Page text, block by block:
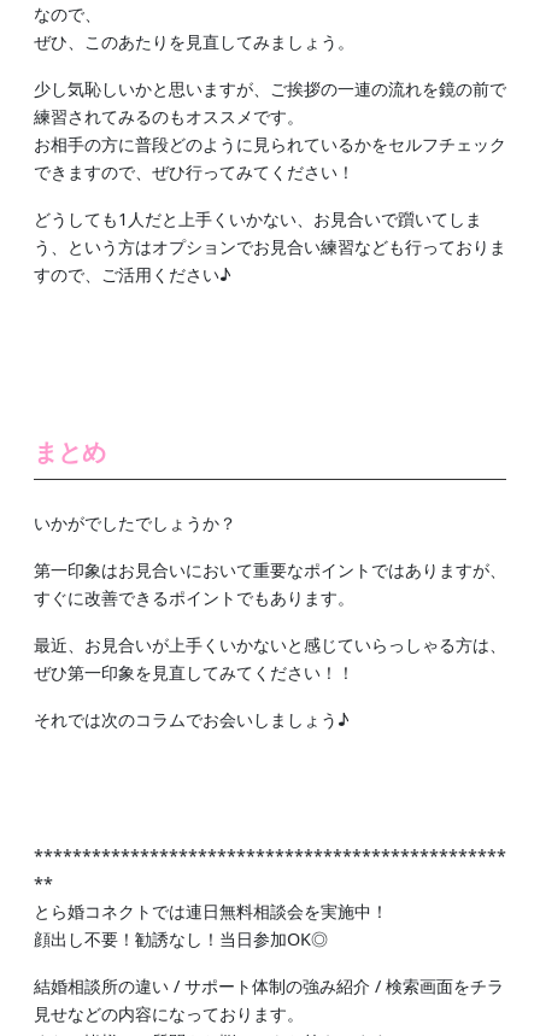
なので、
ぜひ、このあたりを見直してみましょう。
少し気恥しいかと思いますが、ご挨拶の一連の流れを鏡の前で
練習されてみるのもオススメです。
お相手の方に普段どのように見られているかをセルフチェック
できますので、ぜひ行ってみてください！
どうしても1人だと上手くいかない、お見合いで躓いてしま
う、という方はオプションでお見合い練習なども行っておりま
すので、ご活用ください♪
まとめ
いかがでしたでしょうか？
第一印象はお見合いにおいて重要なポイントではありますが、
すぐに改善できるポイントでもあります。
最近、お見合いが上手くいかないと感じていらっしゃる方は、
ぜひ第一印象を見直してみてください！！
それでは次のコラムでお会いしましょう♪
*************************************************
**
とら婚コネクトでは連日無料相談会を実施中！
顔出し不要！勧誘なし！当日参加OK◎
結婚相談所の違い / サポート体制の強み紹介 / 検索画面をチラ
見せなどの内容になっております。